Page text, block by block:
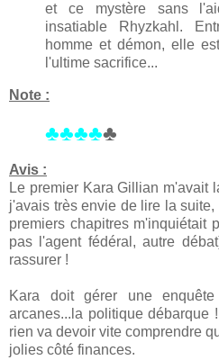
et ce mystère sans
insatiable Rhyzkahl.
homme et démon, elle
l'ultime sacrifice...
Note :
♣♣♣♣♣
Avis :
Le premier Kara Gillian m'avait
j'avais très envie de lire la
premiers chapitres m'inquiétait
pas l'agent fédéral, autre
rassurer !
Kara doit gérer une
arcanes...la politique
rien va devoir vite comprendre
jolies côté finances.